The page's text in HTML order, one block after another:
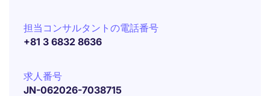
担当コンサルタントの電話番号
+81 3 6832 8636
求人番号
JN-062026-7038715